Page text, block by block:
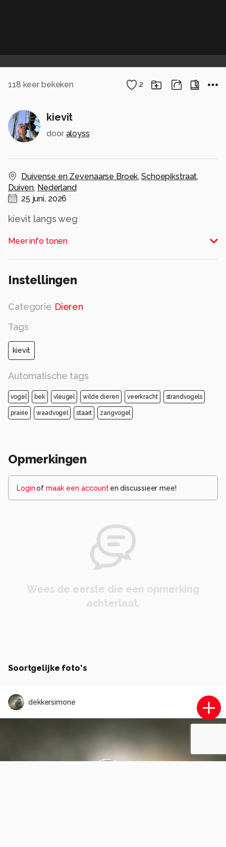
118 keer bekeken 2
kievit
door aloyss
Duivense en Zevenaarse Broek,Schoepikstraat,
Duiven, Nederland
25 juni, 2026
kievit langs weg
Alle rechten voorbehouden
Meer info tonen
Instellingen
Categorie Dieren
Tags
kievit
Automatische tags
vogel bek vleugel wilde dieren veerkracht strandvogels
prairie waadvogel staart zangvogel
Opmerkingen
Loginof maak een account en discussieer mee!
Wees de eerste die een opmerking
achterlaat.
Soortgelijke foto's
dekkersimone